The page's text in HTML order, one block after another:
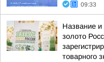
09:33
Название
золото
товарного